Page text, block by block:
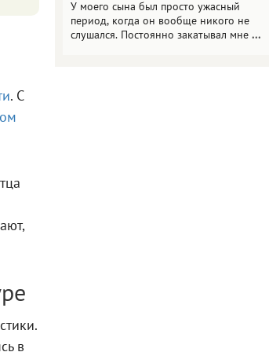
. С
в
У моего сына был просто ужасный
период, когда он вообще никого не
слушался. Постоянно закатывал мне ...